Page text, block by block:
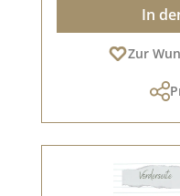
In
Zur